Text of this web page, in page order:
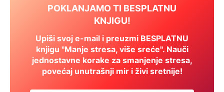
POKLANJAMO TI BESPLATNU
KNJIGU!
Upiši svoj e-mail i preuzmi BESPLATNU
knjigu "Manje stresa, više sreće". Nauči
jednostavne korake za smanjenje stresa,
povećaj unutrašnji mir i živi sretnije!